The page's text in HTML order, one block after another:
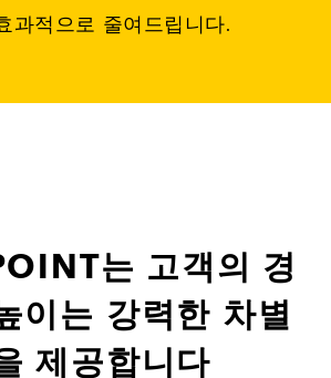
과적으로 줄여드립니다.
는 고객의 경
이는 강력한 차별
제공합니다